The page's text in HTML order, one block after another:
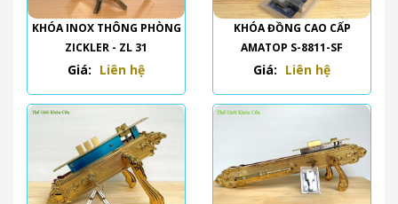
KHÓA INOX THÔNG PHÒNG
ZICKLER - ZL 31
Giá: Liên hệ
KHÓA ĐỒNG CAO CẤP
AMATOP S-8811-SF
Giá: Liên hệ